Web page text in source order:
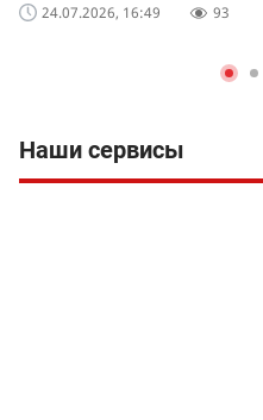
24.07.2026, 16:49 93
Наши сервисы